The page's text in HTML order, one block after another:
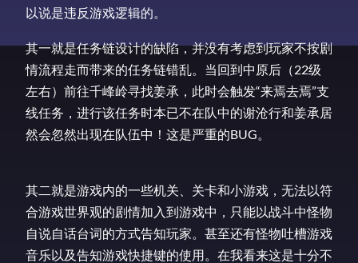
以说是违反游戏逻辑的。
其一就是任务链设计的缺陷，并没有考虑到玩家不按剧
情流程走而带来的任务链错乱。当回到中原后（22级
左右）前往千峰岭寻找姜承，此时会触发“来焉去焉”支
线任务，进行该任务时本已不在队中的谢沧行和姜承居
然会忽然出现在队伍中！这是严重的BUG。
其二就是游戏内的一些机关、关卡和小游戏，无法以符
合游戏世界观的剧情加入到游戏中，只能以战斗中怪物
自说自话台词的方式告知玩家。甚至还有怪物吐槽游戏
音乐以及告知游戏快捷键的使用。在我看来这是十分不